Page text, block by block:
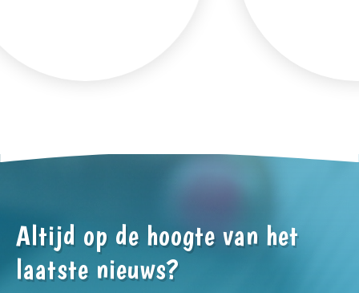
Altijd op de hoogte van het
laatste nieuws?